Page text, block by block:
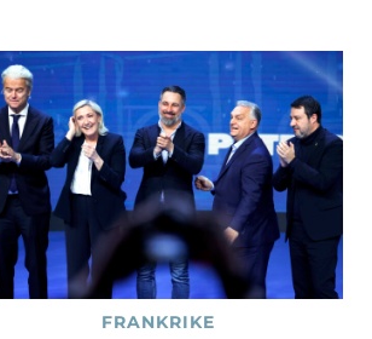
FRANKRIKE